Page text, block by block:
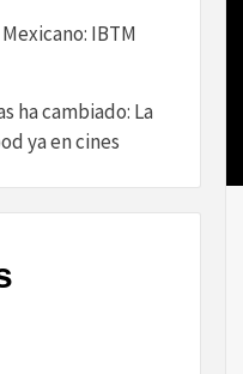
IBTM
ha cambiado: La
ya en cines